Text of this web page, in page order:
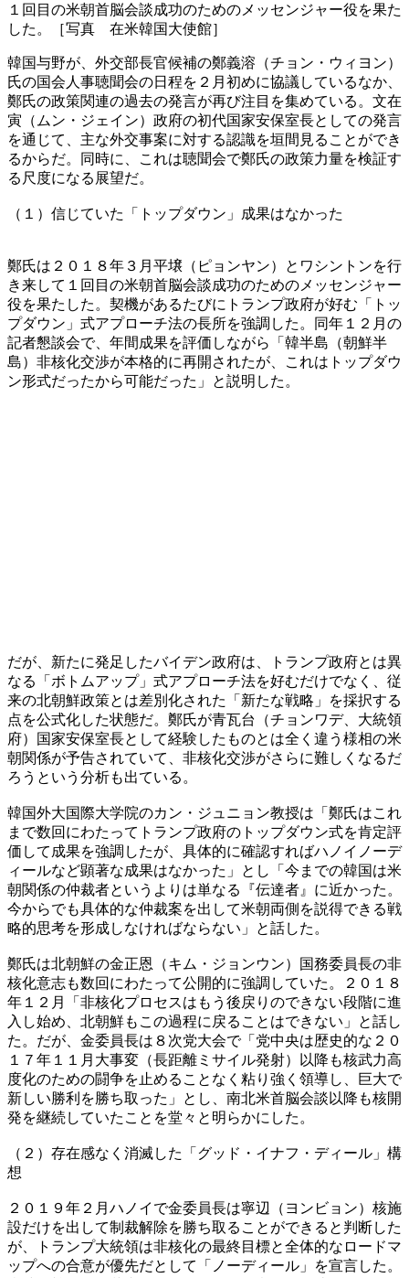
１回目の米朝首脳会談成功のためのメッセンジャー役を果た
した。［写真 在米韓国大使館］
韓国与野が、外交部長官候補の鄭義溶（チョン・ウィヨン）
氏の国会人事聴聞会の日程を２月初めに協議しているなか、
鄭氏の政策関連の過去の発言が再び注目を集めている。文在
寅（ムン・ジェイン）政府の初代国家安保室長としての発言
を通じて、主な外交事案に対する認識を垣間見ることができ
るからだ。同時に、これは聴聞会で鄭氏の政策力量を検証す
る尺度になる展望だ。
（１）信じていた「トップダウン」成果はなかった
鄭氏は２０１８年３月平壌（ピョンヤン）とワシントンを行
き来して１回目の米朝首脳会談成功のためのメッセンジャー
役を果たした。契機があるたびにトランプ政府が好む「トッ
プダウン」式アプローチ法の長所を強調した。同年１２月の
記者懇談会で、年間成果を評価しながら「韓半島（朝鮮半
島）非核化交渉が本格的に再開されたが、これはトップダウ
ン形式だったから可能だった」と説明した。
だが、新たに発足したバイデン政府は、トランプ政府とは異
なる「ボトムアップ」式アプローチ法を好むだけでなく、従
来の北朝鮮政策とは差別化された「新たな戦略」を採択する
点を公式化した状態だ。鄭氏が青瓦台（チョンワデ、大統領
府）国家安保室長として経験したものとは全く違う様相の米
朝関係が予告されていて、非核化交渉がさらに難しくなるだ
ろうという分析も出ている。
韓国外大国際大学院のカン・ジュニョン教授は「鄭氏はこれ
まで数回にわたってトランプ政府のトップダウン式を肯定評
価して成果を強調したが、具体的に確認すればハノイノーデ
ィールなど顕著な成果はなかった」とし「今までの韓国は米
朝関係の仲裁者というよりは単なる『伝達者』に近かった。
今からでも具体的な仲裁案を出して米朝両側を説得できる戦
略的思考を形成しなければならない」と話した。
鄭氏は北朝鮮の金正恩（キム・ジョンウン）国務委員長の非
核化意志も数回にわたって公開的に強調していた。２０１８
年１２月「非核化プロセスはもう後戻りのできない段階に進
入し始め、北朝鮮もこの過程に戻ることはできない」と話し
た。だが、金委員長は８次党大会で「党中央は歴史的な２０
１７年１１月大事変（長距離ミサイル発射）以降も核武力高
度化のための闘争を止めることなく粘り強く領導し、巨大で
新しい勝利を勝ち取った」とし、南北米首脳会談以降も核開
発を継続していたことを堂々と明らかにした。
（２）存在感なく消滅した「グッド・イナフ・ディール」構
想
２０１９年２月ハノイで金委員長は寧辺（ヨンビョン）核施
設だけを出して制裁解除を勝ち取ることができると判断した
が、トランプ大統領は非核化の最終目標と全体的なロードマ
ップへの合意が優先だとして「ノーディール」を宣言した。